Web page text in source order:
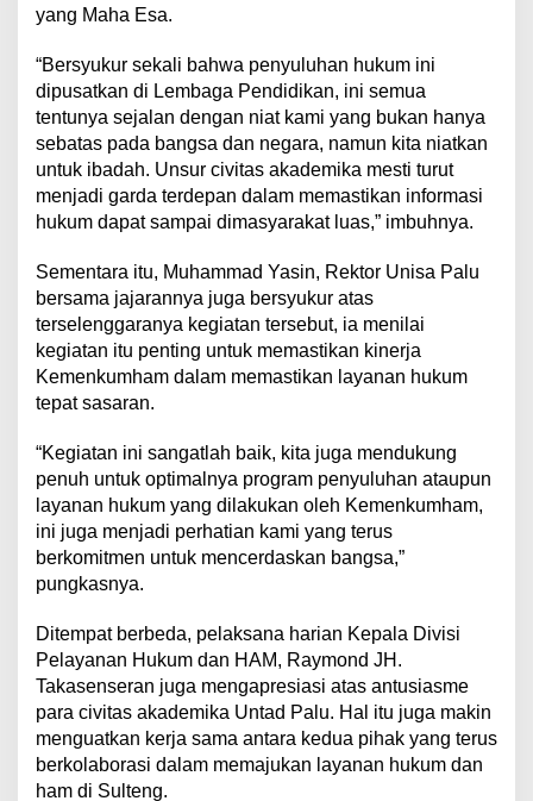
yang Maha Esa.
“Bersyukur sekali bahwa penyuluhan hukum ini
dipusatkan di Lembaga Pendidikan, ini semua
tentunya sejalan dengan niat kami yang bukan hanya
sebatas pada bangsa dan negara, namun kita niatkan
untuk ibadah. Unsur civitas akademika mesti turut
menjadi garda terdepan dalam memastikan informasi
hukum dapat sampai dimasyarakat luas,” imbuhnya.
Sementara itu, Muhammad Yasin, Rektor Unisa Palu
bersama jajarannya juga bersyukur atas
terselenggaranya kegiatan tersebut, ia menilai
kegiatan itu penting untuk memastikan kinerja
Kemenkumham dalam memastikan layanan hukum
tepat sasaran.
“Kegiatan ini sangatlah baik, kita juga mendukung
penuh untuk optimalnya program penyuluhan ataupun
layanan hukum yang dilakukan oleh Kemenkumham,
ini juga menjadi perhatian kami yang terus
berkomitmen untuk mencerdaskan bangsa,”
pungkasnya.
Ditempat berbeda, pelaksana harian Kepala Divisi
Pelayanan Hukum dan HAM, Raymond JH.
Takasenseran juga mengapresiasi atas antusiasme
para civitas akademika Untad Palu. Hal itu juga makin
menguatkan kerja sama antara kedua pihak yang terus
berkolaborasi dalam memajukan layanan hukum dan
ham di Sulteng.